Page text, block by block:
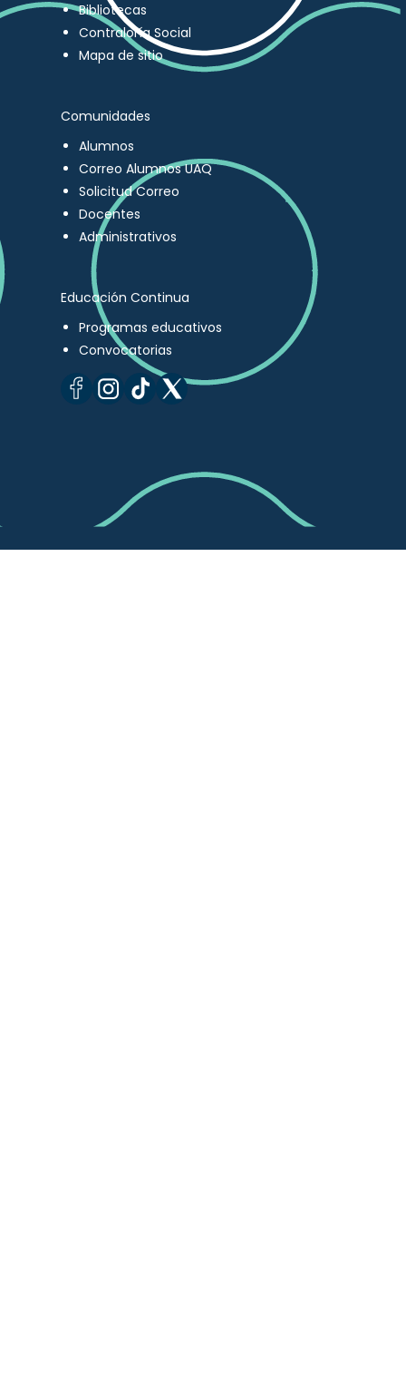
Bibliotecas
Contraloría Social
Mapa de sitio
Comunidades
Alumnos
Correo Alumnos UAQ
Solicitud Correo
Docentes
Administrativos
Educación Continua
Programas educativos
Convocatorias